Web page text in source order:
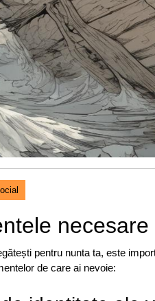
pentru nunta ta, este
de care ai nevoie: